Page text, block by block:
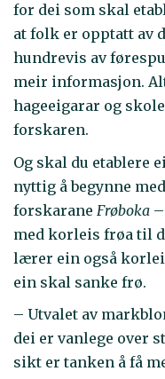
for dei som skal
at folk er opptatt av
hundrevis av
meir informasjon.
hageeigarar og
forskaren.
Og skal du etablere
nyttig å begynne
forskarane Frøboka
med korleis frøa til
lærer ein også
ein skal sanke frø.
– Utvalet av
dei er vanlege over
sikt er tanken å få